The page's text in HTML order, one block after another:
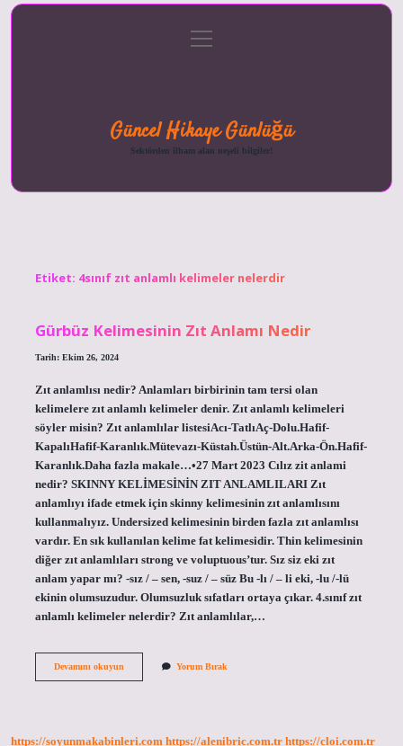
menüyü
aç
Güncel Hikaye Günlüğü
Sektörden ilham alan neşeli bilgiler!
Etiket: 4sınıf zıt anlamlı kelimeler nelerdir
Gürbüz Kelimesinin Zıt Anlamı Nedir
Tarih: Ekim 26, 2024
Zıt anlamlısı nedir? Anlamları birbirinin tam tersi olan
kelimelere zıt anlamlı kelimeler denir. Zıt anlamlı kelimeleri
söyler misin? Zıt anlamlılar listesiAcı-TatlıAç-Dolu.Hafif-
KapalıHafif-Karanlık.Mütevazı-Küstah.Üstün-Alt.Arka-Ön.Hafif-
Karanlık.Daha fazla makale…•27 Mart 2023 Cılız zit anlami
nedir? SKINNY KELİMESİNİN ZIT ANLAMLILARI Zıt
anlamlıyı ifade etmek için skinny kelimesinin zıt anlamlısını
kullanmalıyız. Undersized kelimesinin birden fazla zıt anlamlısı
vardır. En sık kullanılan kelime fat kelimesidir. Thin kelimesinin
diğer zıt anlamlıları strong ve voluptuous’tur. Sız siz eki zıt
anlam yapar mı? -sız / – sen, -suz / – süz Bu -lı / – li eki, -lu /-lü
ekinin olumsuzudur. Olumsuzluk sıfatları ortaya çıkar. 4.sınıf zıt
anlamlı kelimeler nelerdir? Zıt anlamlılar,…
Devamını okuyunGürbüz
Yorum Bırak
https://soyunmakabinleri.com https://alenibric.com.tr https://cloi.com.tr